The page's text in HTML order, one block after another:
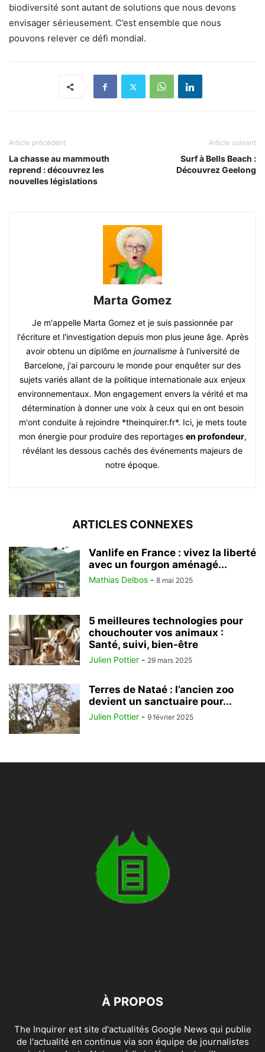
biodiversité sont autant de solutions que nous devons
envisager sérieusement. C’est ensemble que nous
pouvons relever ce défi mondial.
Article précédent
La chasse au mammouth
reprend : découvrez les
nouvelles législations
Article suivant
Surf à Bells Beach :
Découvrez Geelong
Marta Gomez
Je m'appelle Marta Gomez et je suis passionnée par
l'écriture et l'investigation depuis mon plus jeune âge. Après
avoir obtenu un diplôme en journalismeà l'université de
Barcelone, j'ai parcouru le monde pour enquêter sur des
sujets variés allant de la politique internationale aux enjeux
environnementaux. Mon engagement envers la vérité et ma
détermination à donner une voix à ceux qui en ont besoin
m'ont conduite à rejoindre *theinquirer.fr*. Ici, je mets toute
mon énergie pour produire des reportages en profondeur,
révélant les dessous cachés des événements majeurs de
notre époque.
ARTICLES CONNEXES
Vanlife en France : vivez la liberté
avec un fourgon aménagé...
Mathias Delbos - 8 mai 2025
5 meilleures technologies pour
chouchouter vos animaux :
Santé, suivi, bien-être
Julien Pottier - 29 mars 2025
Terres de Nataé : l’ancien zoo
devient un sanctuaire pour...
Julien Pottier - 9 février 2025
À PROPOS
The Inquirer est site d'actualités Google News qui publie
de l'actualité en continue via son équipe de journalistes